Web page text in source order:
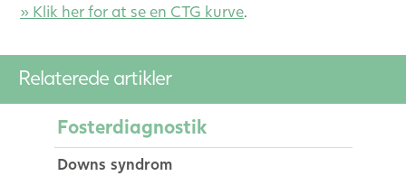
» Klik her for at se en CTG kurve.
Relaterede artikler
Fosterdiagnostik
Downs syndrom